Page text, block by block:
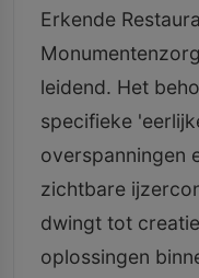
Erkende
leidend. Het
specifieke
overspanningen
zichtbare
dwingt tot
oplossingen